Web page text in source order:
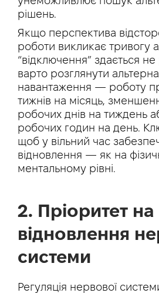
рішень.
Якщо перспектива
роботи викликає тривогу
“відключення” здається не
варто розглянути
навантаження — роботу
тижнів на місяць,
робочих днів на тиждень
робочих годин на день.
щоб у вільний час
відновлення — як на
ментальному рівні.
2. Пріоритет на
відновлення
системи
Регуляція нервової